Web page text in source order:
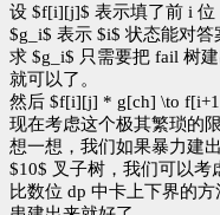
设 $f[i][j]$ 表示填了前 i 位
$g_i$ 表示 $i$ 状态能对答
求 $g_i$ 只需要把 fail 树
就可以了。
然后 $f[i][j] * g[ch] \to
现在考虑这个极其繁琐的
想一想，我们如果暴力建
$10$ 叉子树，我们可以考
比数位 dp 中卡上下界的